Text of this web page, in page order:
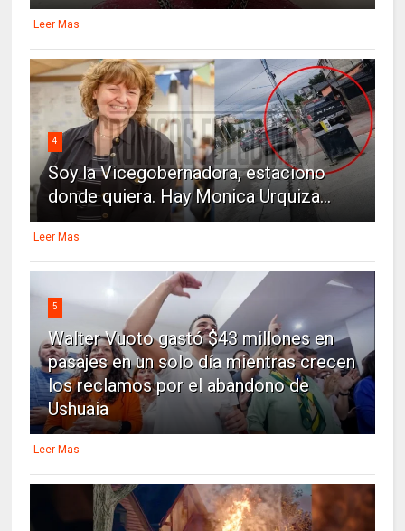
Leer Mas
4
Soy la Vicegobernadora, estaciono
donde quiera. Hay Monica Urquiza...
Leer Mas
5
Walter Vuoto gastó $43 millones en
pasajes en un solo día mientras crecen
los reclamos por el abandono de
Ushuaia
Leer Mas